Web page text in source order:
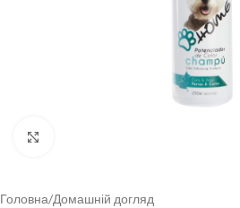
Головна/Домашній догляд